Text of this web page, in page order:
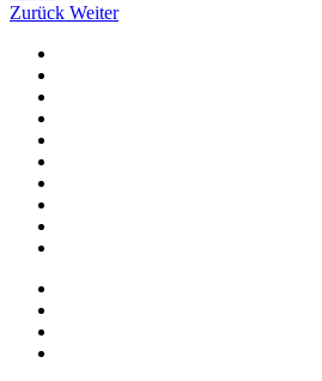
Zurück Weiter